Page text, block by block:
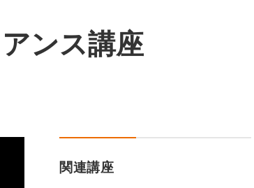
ンス講座
関連講座